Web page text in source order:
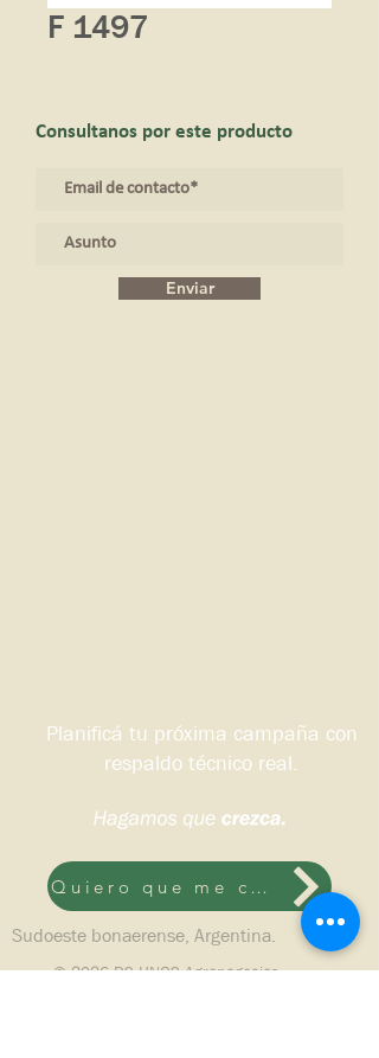
F 1497
Consultanos por este producto
Enviar
Planificá tu próxima campaña con
respaldo técnico real.
Quiero que me contacten
Sudoeste bonaerense, Argentina.
© 2026 DS HNOS Agronegocios.